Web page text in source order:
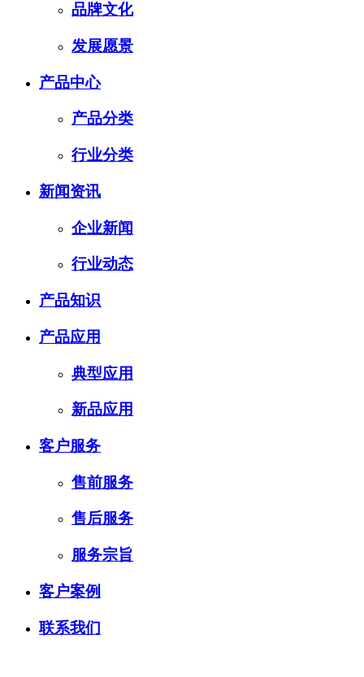
品牌文化
发展愿景
产品中心
产品分类
行业分类
新闻资讯
企业新闻
行业动态
产品知识
产品应用
典型应用
新品应用
客户服务
售前服务
售后服务
服务宗旨
客户案例
联系我们